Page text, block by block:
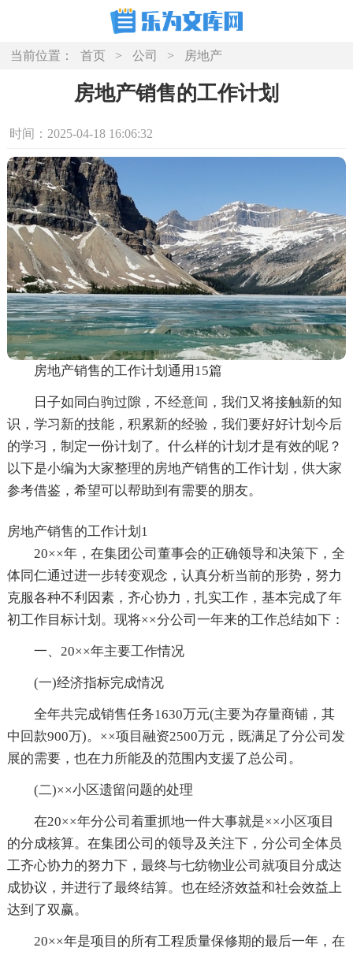
当前位置： 首页 > 公司 > 房地产
房地产销售的工作计划
时间：2025-04-18 16:06:32
房地产销售的工作计划通用15篇
日子如同白驹过隙，不经意间，我们又将接触新的知
识，学习新的技能，积累新的经验，我们要好好计划今后
的学习，制定一份计划了。什么样的计划才是有效的呢？
以下是小编为大家整理的房地产销售的工作计划，供大家
参考借鉴，希望可以帮助到有需要的朋友。
房地产销售的工作计划1
20××年，在集团公司董事会的正确领导和决策下，全
体同仁通过进一步转变观念，认真分析当前的形势，努力
克服各种不利因素，齐心协力，扎实工作，基本完成了年
初工作目标计划。现将××分公司一年来的工作总结如下：
一、20××年主要工作情况
(一)经济指标完成情况
全年共完成销售任务1630万元(主要为存量商铺，其
中回款900万)。××项目融资2500万元，既满足了分公司发
展的需要，也在力所能及的范围内支援了总公司。
(二)××小区遗留问题的处理
在20××年分公司着重抓地一件大事就是××小区项目
的分成核算。在集团公司的领导及关注下，分公司全体员
工齐心协力的努力下，最终与七纺物业公司就项目分成达
成协议，并进行了最终结算。也在经济效益和社会效益上
达到了双赢。
20××年是项目的所有工程质量保修期的最后一年，在